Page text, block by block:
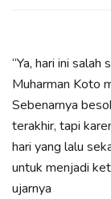
“Ya, hari ini
Muharman Koto
Sebenarnya
terakhir, tapi
hari yang lalu
untuk menjadi
ujarnya